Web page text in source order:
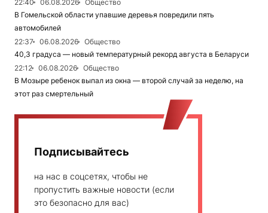
22:40
06.08.2026
Общество
В Гомельской области упавшие деревья повредили пять
автомобилей
22:37
06.08.2026
Общество
40,3 градуса — новый температурный рекорд августа в Беларуси
22:12
06.08.2026
Общество
В Мозыре ребенок выпал из окна — второй случай за неделю, на
этот раз смертельный
Подписывайтесь
на нас в соцсетях, чтобы не
пропустить важные новости (если
это безопасно для вас)